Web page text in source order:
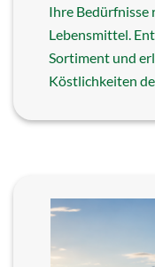
Ihre Bedürfnisse
Lebensmittel.
Sortiment und
Köstlichkeiten